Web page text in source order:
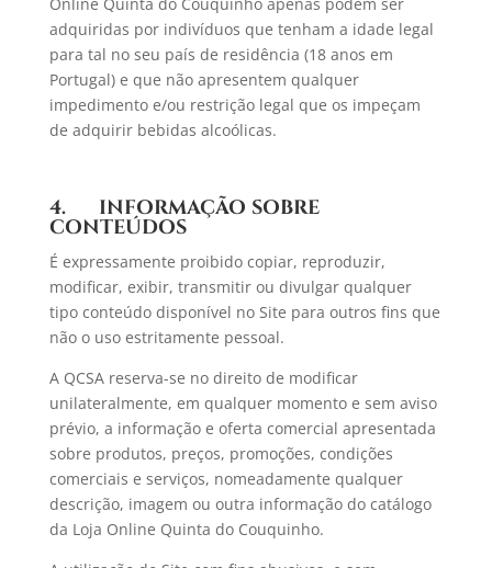
adquiridas por indivíduos que tenham a idade legal
para tal no seu país de residência (18 anos em
Portugal) e que não apresentem qualquer
impedimento e/ou restrição legal que os impeçam
de adquirir bebidas alcoólicas.
4. INFORMAÇÃO SOBRE
CONTEÚDOS
É expressamente proibido copiar, reproduzir,
modificar, exibir, transmitir ou divulgar qualquer
tipo conteúdo disponível no Site para outros fins que
não o uso estritamente pessoal.
A QCSA reserva-se no direito de modificar
unilateralmente, em qualquer momento e sem aviso
prévio, a informação e oferta comercial apresentada
sobre produtos, preços, promoções, condições
comerciais e serviços, nomeadamente qualquer
descrição, imagem ou outra informação do catálogo
da Loja Online Quinta do Couquinho.